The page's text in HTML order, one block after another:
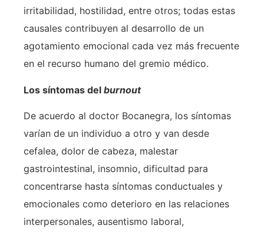
irritabilidad, hostilidad, entre otros; todas estas
causales contribuyen al desarrollo de un
agotamiento emocional cada vez más frecuente
en el recurso humano del gremio médico.
Los síntomas del burnout
De acuerdo al doctor Bocanegra, los síntomas
varían de un individuo a otro y van desde
cefalea, dolor de cabeza, malestar
gastrointestinal, insomnio, dificultad para
concentrarse hasta síntomas conductuales y
emocionales como deterioro en las relaciones
interpersonales, ausentismo laboral,